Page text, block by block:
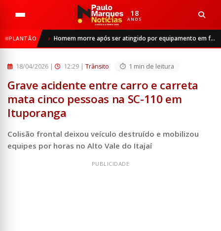
18
ANOS
PLANTÃO Homem morre após ser atingido por equipamento em frigorífico de São Luiz Gonzaga
Trânsito
Grave acidente entre carro e carreta mata cinco pessoas n...
18/04/2026 | 12:29 | Trânsito 1 min de leitura
Grave acidente entre carro e carreta
mata cinco pessoas na SC-110 em
Ituporanga
Colisão frontal deixou veículo destruído e mobilizou
equipes por horas no Alto Vale do Itajaí